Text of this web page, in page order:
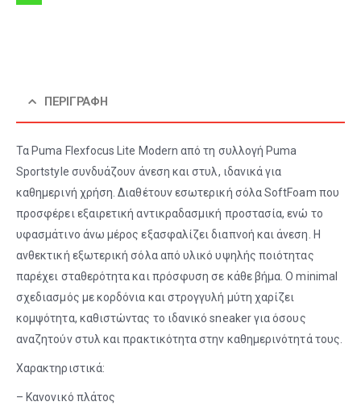
ΠΕΡΙΓΡΑΦΉ
Τα Puma Flexfocus Lite Modern από τη συλλογή Puma
Sportstyle συνδυάζουν άνεση και στυλ, ιδανικά για
καθημερινή χρήση. Διαθέτουν εσωτερική σόλα SoftFoam που
προσφέρει εξαιρετική αντικραδασμική προστασία, ενώ το
υφασμάτινο άνω μέρος εξασφαλίζει διαπνοή και άνεση. Η
ανθεκτική εξωτερική σόλα από υλικό υψηλής ποιότητας
παρέχει σταθερότητα και πρόσφυση σε κάθε βήμα. Ο minimal
σχεδιασμός με κορδόνια και στρογγυλή μύτη χαρίζει
κομψότητα, καθιστώντας το ιδανικό sneaker για όσους
αναζητούν στυλ και πρακτικότητα στην καθημερινότητά τους.
Χαρακτηριστικά:
– Κανονικό πλάτος